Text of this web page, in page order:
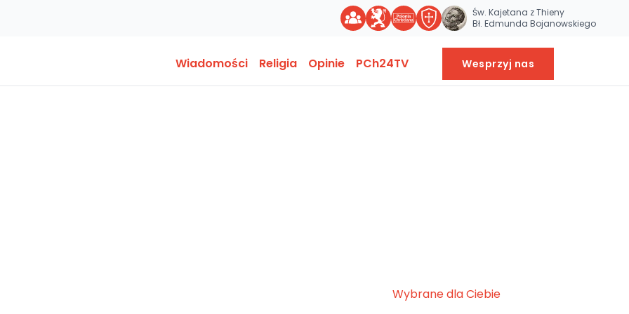
Św. Kajetana z Thieny
Bł. Edmunda Bojanowskiego
Wiadomości Religia Opinie PCh24TV Wesprzyj nas
Wybrane dla Ciebie